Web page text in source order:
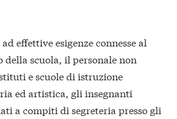
effettive esigenze connesse al
della scuola, il personale non
e scuole di istruzione
ed artistica, gli insegnanti
a compiti di segreteria presso gli